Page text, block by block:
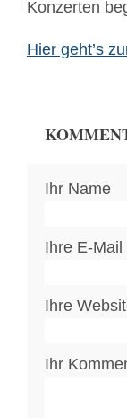
Konzerten
Hier geht’s
Ihr Name
Ihre E-Mail
Ihre
Ihr